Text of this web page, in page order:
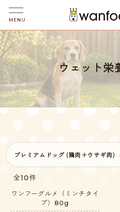
MENU
ウェット栄
プレミアムドッグ (鶏肉＋ウサギ肉)
全10件
ワンフーグルメ（ミンチタイ
プ）80g